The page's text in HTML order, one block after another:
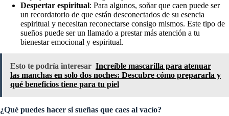
Despertar espiritual: Para algunos, soñar que caen puede ser
un recordatorio de que están desconectados de su esencia
espiritual y necesitan reconectarse consigo mismos. Este tipo de
sueños puede ser un llamado a prestar más atención a tu
bienestar emocional y espiritual.
Esto te podría interesar Increíble mascarilla para atenuar
las manchas en solo dos noches: Descubre cómo prepararla y
qué beneficios tiene para tu piel
¿Qué puedes hacer si sueñas que caes al vacío?